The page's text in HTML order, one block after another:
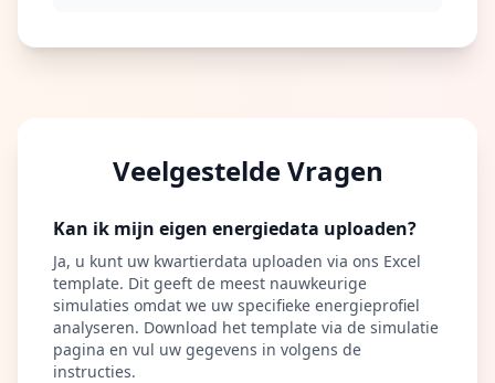
Veelgestelde Vragen
Kan ik mijn eigen energiedata uploaden?
Ja, u kunt uw kwartierdata uploaden via ons Excel
template. Dit geeft de meest nauwkeurige
simulaties omdat we uw specifieke energieprofiel
analyseren. Download het template via de simulatie
pagina en vul uw gegevens in volgens de
instructies.